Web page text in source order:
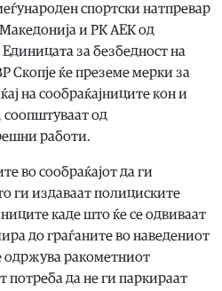
спортски натпревар
и РК АЕК од
за безбедност на
Скопје ќе преземе мерки за
на сообраќајниците кон и
соопштуваат од
работи.
во сообраќајот да ги
ги издаваат полициските
каде што ќе се одвиваат
до граѓаните во наведениот
одржува ракометниот
потреба да не ги паркираат